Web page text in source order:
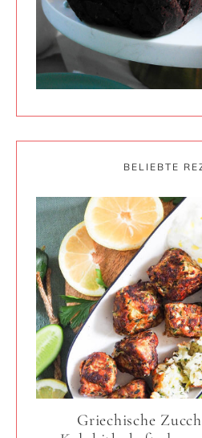
BELIEBTE
Griechische